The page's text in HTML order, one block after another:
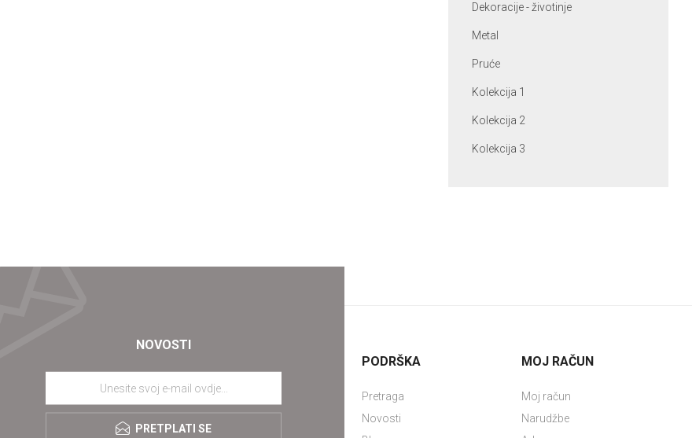
Dekoracije - životinje
Metal
Pruće
Kolekcija 1
Kolekcija 2
Kolekcija 3
NOVOSTI
PRETPLATI SE
PODRŠKA
Pretraga
Novosti
MOJ RAČUN
Moj račun
Narudžbe